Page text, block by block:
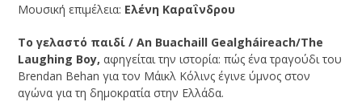
Μουσική επιμέλεια: Ελένη Καραΐνδρου
Το γελαστό παιδί / An Buachaill Gealgháireach/The
Laughing Boy, αφηγείται την ιστορία: πώς ένα τραγούδι του
Brendan Behan για τον Μάικλ Κόλινς έγινε ύμνος στον
αγώνα για τη δημοκρατία στην Ελλάδα.